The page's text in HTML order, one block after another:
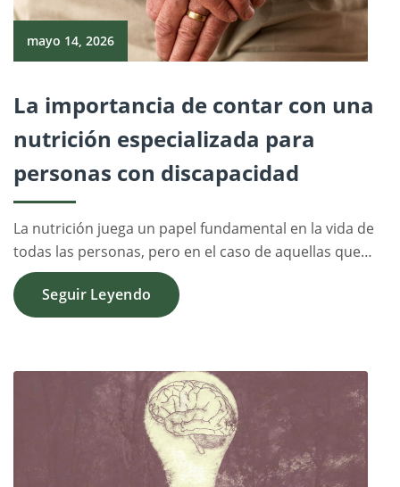
mayo 14, 2026
La importancia de contar con una
nutrición especializada para
personas con discapacidad
La nutrición juega un papel fundamental en la vida de
todas las personas, pero en el caso de aquellas que…
Seguir Leyendo